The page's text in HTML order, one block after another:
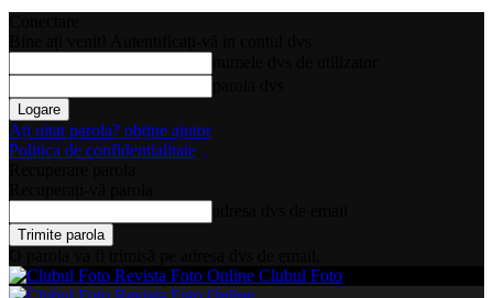
Ați uitat parola? obține ajutor
Politica de confidentialitate
Clubul Foto